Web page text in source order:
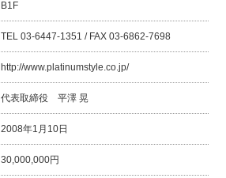
B1F
TEL 03-6447-1351 / FAX 03-6862-7698
http://www.platinumstyle.co.jp/
代表取締役 平澤 晃
2008年1月10日
30,000,000円